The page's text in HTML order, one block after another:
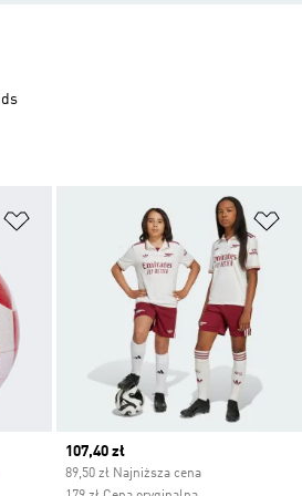
Dodaj do listy życzeń
Current price
107,40 zł
89,50 zł Najniższa cena